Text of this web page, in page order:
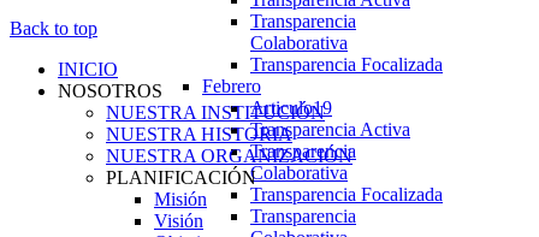
Transparencia
Colaborativa
Transparencia Focalizada
Febrero
Articulo19
Transparencia Activa
Transparencia
Colaborativa
Transparencia Focalizada
Transparencia
Back to top
INICIO
NOSOTROS
NUESTRA INSTITUCIÓN
NUESTRA HISTORIA
NUESTRA ORGANIZACIÓN
PLANIFICACIÓN
Misión
Visión